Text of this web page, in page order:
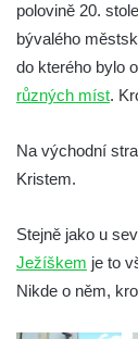
Kříž na
Kříž v
Malší ve
Centrální
Kříž na
polovině 20.
bývalého
do kterého bylo
různých míst.
Na východní
Kristem.
Stejně jako u
Ježíškem je to
Nikde o něm,